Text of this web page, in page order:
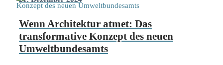
Wenn Architektur atmet: Das
transformative Konzept des neuen
Umweltbundesamts